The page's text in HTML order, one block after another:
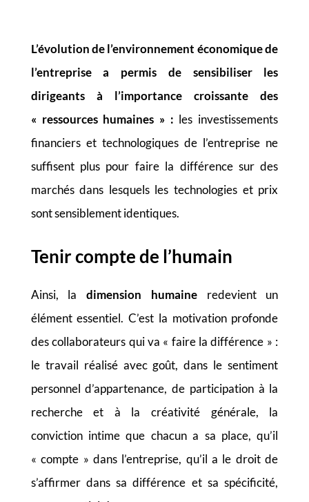
L’évolution de l’environnement économique de
l’entreprise a permis de sensibiliser les
dirigeants à l’importance croissante des
« ressources humaines » : les investissements
financiers et technologiques de l’entreprise ne
suffisent plus pour faire la différence sur des
marchés dans lesquels les technologies et prix
sont sensiblement identiques.
Tenir compte de l’humain
Ainsi, ladimension humaineredevient un
élément essentiel. C’est la motivation profonde
des collaborateurs qui va « faire la différence » :
le travail réalisé avec goût, dans le sentiment
personnel d’appartenance, de participation à la
recherche et à la créativité générale, la
conviction intime que chacun a sa place, qu’il
« compte » dans l’entreprise, qu’il a le droit de
s’affirmer dans sa différence et sa spécificité,